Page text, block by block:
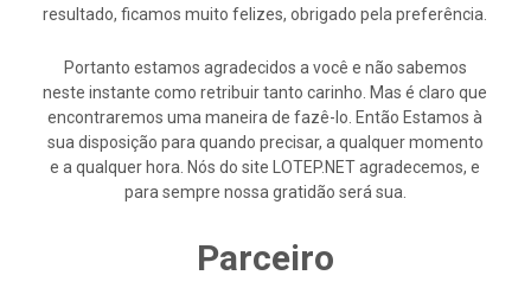
resultado, ficamos muito felizes, obrigado pela preferência.
Portanto estamos agradecidos a você e não sabemos
neste instante como retribuir tanto carinho. Mas é claro que
encontraremos uma maneira de fazê-lo. Então Estamos à
sua disposição para quando precisar, a qualquer momento
e a qualquer hora. Nós do site LOTEP.NET agradecemos, e
para sempre nossa gratidão será sua.
Parceiro